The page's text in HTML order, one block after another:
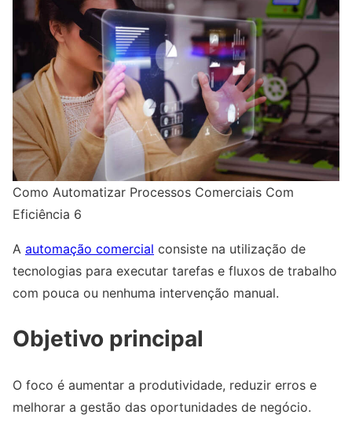
Como Automatizar Processos Comerciais Com
Eficiência 6
A automação comercial consiste na utilização de
tecnologias para executar tarefas e fluxos de trabalho
com pouca ou nenhuma intervenção manual.
Objetivo principal
O foco é aumentar a produtividade, reduzir erros e
melhorar a gestão das oportunidades de negócio.